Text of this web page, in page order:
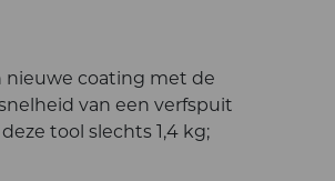
nieuwe coating met de
van een verfspuit
tool slechts 1,4 kg;